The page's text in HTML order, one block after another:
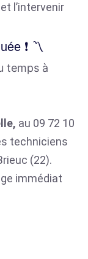
l’intervenir
❗ 〽️
temps à
au 09 72 10
techniciens
(22).
immédiat